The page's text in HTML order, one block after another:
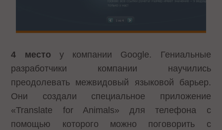
4 место у компании Google. Гениальные
разработчики компании научились
преодолевать межвидовый языковой барьер.
Они создали специальное приложение
«Translate for Animals» для телефона с
помощью которого можно поговорить с